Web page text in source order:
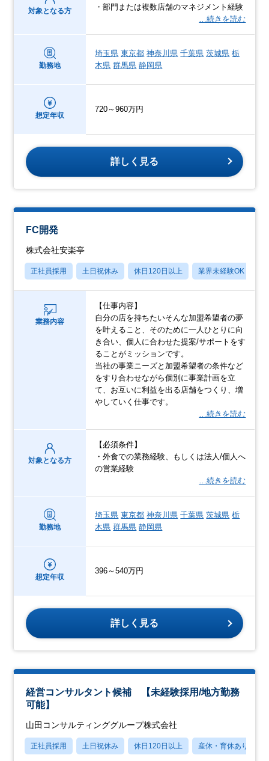
対象となる方
・部門または複数店舗のマネジメント経験
…続きを読む
勤務地
埼玉県 東京都 神奈川県 千葉県 茨城県 栃
木県 群馬県 静岡県
想定年収
720～960万円
詳しく見る
FC開発
株式会社安楽亭
正社員採用 土日祝休み 休日120日以上 業界未経験OK
業務内容
【仕事内容】
自分の店を持ちたいそんな加盟希望者の夢
を叶えること、そのために一人ひとりに向
き合い、個人に合わせた提案/サポートをす
ることがミッションです。
当社の事業ニーズと加盟希望者の条件など
をすり合わせながら個別に事業計画を立
て、お互いに利益を出る店舗をつくり、増
やしていく仕事です。
…続きを読む
対象となる方
【必須条件】
・外食での業務経験、もしくは法人/個人へ
の営業経験
…続きを読む
勤務地
埼玉県 東京都 神奈川県 千葉県 茨城県 栃
木県 群馬県 静岡県
想定年収
396～540万円
詳しく見る
経営コンサルタント候補 【未経験採用/地方勤務
可能】
山田コンサルティンググループ株式会社
正社員採用 土日祝休み 休日120日以上 産休・育休あり